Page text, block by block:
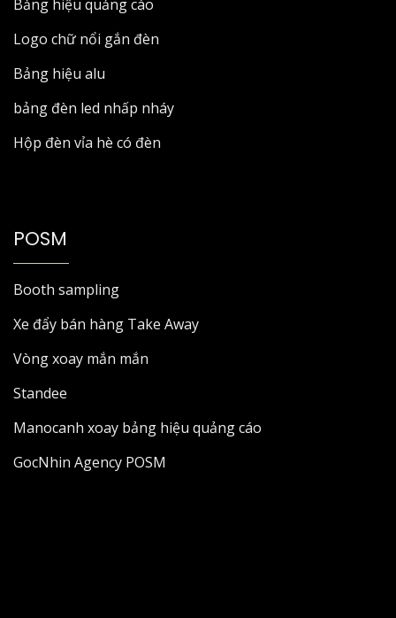
Bảng hiệu quảng cáo
Logo chữ nổi gắn đèn
Bảng hiệu alu
bảng đèn led nhấp nháy
Hộp đèn vỉa hè có đèn
POSM
Booth sampling
Xe đẩy bán hàng Take Away
Vòng xoay mắn mắn
Standee
Manocanh xoay bảng hiệu quảng cáo
GocNhin Agency POSM